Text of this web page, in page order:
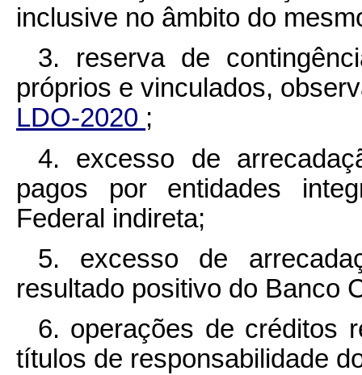
inclusive no âmbito do
3. reserva de
próprios e vinculados,
LDO-2020 ;
4. excesso de
pagos por entidades
Federal indireta;
5. excesso de
resultado positivo do Banco
6. operações de créditos
títulos de responsabilidade